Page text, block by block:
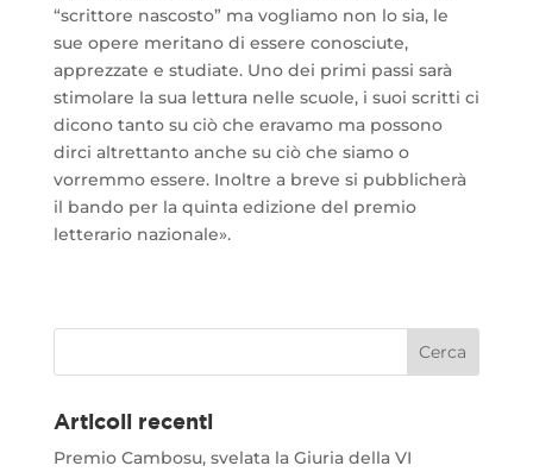
“scrittore nascosto” ma vogliamo non lo sia, le
sue opere meritano di essere conosciute,
apprezzate e studiate. Uno dei primi passi sarà
stimolare la sua lettura nelle scuole, i suoi scritti ci
dicono tanto su ciò che eravamo ma possono
dirci altrettanto anche su ciò che siamo o
vorremmo essere. Inoltre a breve si pubblicherà
il bando per la quinta edizione del premio
letterario nazionale».
Articoli recenti
Premio Cambosu, svelata la Giuria della VI